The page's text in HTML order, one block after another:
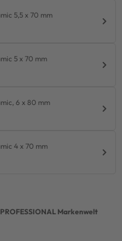
5,5 x 70 mm
5 x 70 mm
6 x 80 mm
4 x 70 mm
Markenwelt